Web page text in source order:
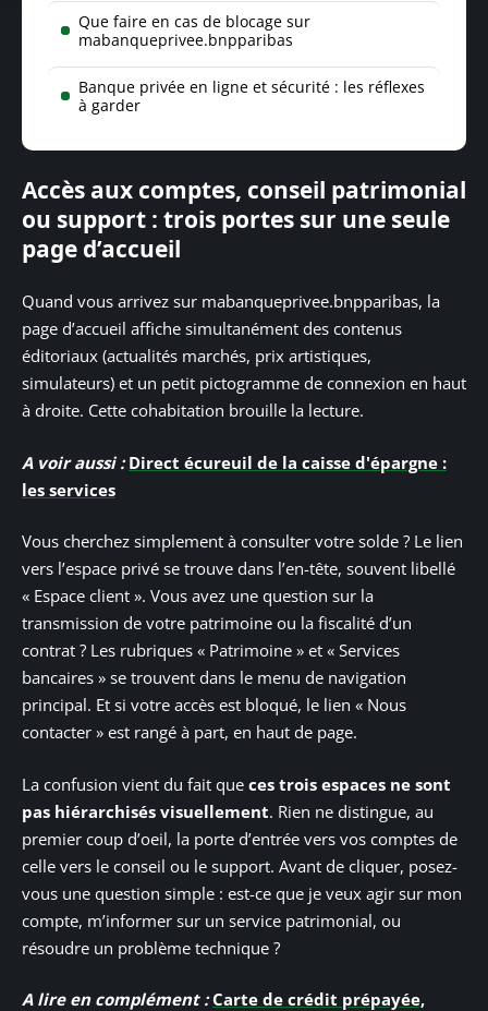
Que faire en cas de blocage sur
mabanqueprivee.bnpparibas
Banque privée en ligne et sécurité : les réflexes
à garder
Accès aux comptes, conseil patrimonial
ou support : trois portes sur une seule
page d’accueil
Quand vous arrivez sur mabanqueprivee.bnpparibas, la
page d’accueil affiche simultanément des contenus
éditoriaux (actualités marchés, prix artistiques,
simulateurs) et un petit pictogramme de connexion en haut
à droite. Cette cohabitation brouille la lecture.
A voir aussi : Direct écureuil de la caisse d'épargne :
les services
Vous cherchez simplement à consulter votre solde ? Le lien
vers l’espace privé se trouve dans l’en-tête, souvent libellé
« Espace client ». Vous avez une question sur la
transmission de votre patrimoine ou la fiscalité d’un
contrat ? Les rubriques « Patrimoine » et « Services
bancaires » se trouvent dans le menu de navigation
principal. Et si votre accès est bloqué, le lien « Nous
contacter » est rangé à part, en haut de page.
La confusion vient du fait que ces trois espaces ne sont
pas hiérarchisés visuellement. Rien ne distingue, au
premier coup d’oeil, la porte d’entrée vers vos comptes de
celle vers le conseil ou le support. Avant de cliquer, posez-
vous une question simple : est-ce que je veux agir sur mon
compte, m’informer sur un service patrimonial, ou
résoudre un problème technique ?
A lire en complément : Carte de crédit prépayée,